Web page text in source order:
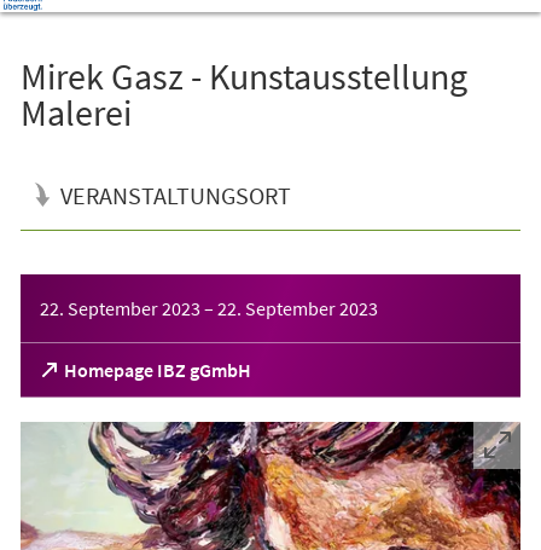
Mirek Gasz - Kunstausstellung
Malerei
VERANSTALTUNGSORT
22. September 2023 – 22. September 2023
Homepage IBZ gGmbH
(Öffnet
in
einem
neuen